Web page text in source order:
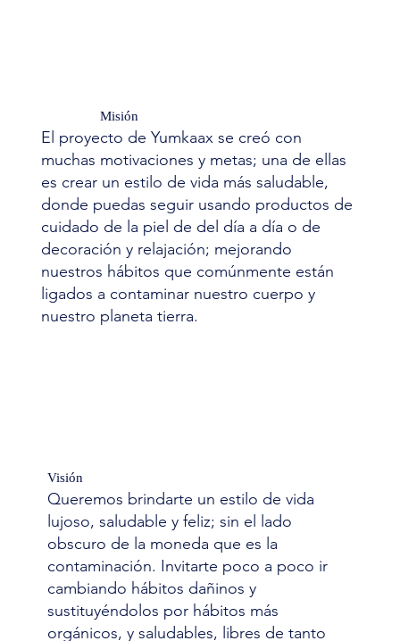
Misión
El proyecto de Yumkaax se creó con
muchas motivaciones y metas; una de ellas
es crear un estilo de vida más saludable,
donde puedas seguir usando productos de
cuidado de la piel de del día a día o de
decoración y relajación; mejorando
nuestros hábitos que comúnmente están
ligados a contaminar nuestro cuerpo y
nuestro planeta tierra.
Visión
Queremos brindarte un estilo de vida
lujoso, saludable y feliz; sin el lado
obscuro de la moneda que es la
contaminación. Invitarte poco a poco ir
cambiando hábitos dañinos y
sustituyéndolos por hábitos más
orgánicos, y saludables, libres de tanto